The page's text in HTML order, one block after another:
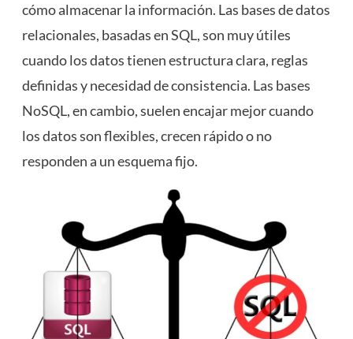
cómo almacenar la información. Las bases de datos
relacionales, basadas en SQL, son muy útiles
cuando los datos tienen estructura clara, reglas
definidas y necesidad de consistencia. Las bases
NoSQL, en cambio, suelen encajar mejor cuando
los datos son flexibles, crecen rápido o no
responden a un esquema fijo.